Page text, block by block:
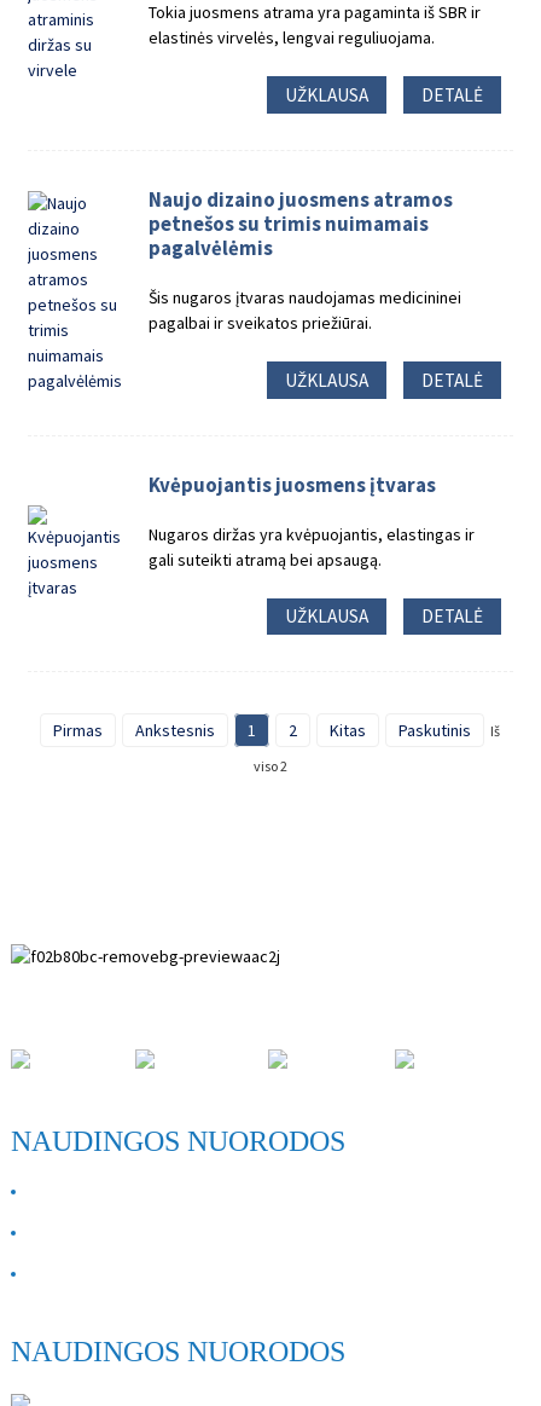
Tokia juosmens atrama yra pagaminta iš SBR ir
elastinės virvelės, lengvai reguliuojama.
UŽKLAUSA DETALĖ
Naujo dizaino juosmens atramos
petnešos su trimis nuimamais
pagalvėlėmis
Šis nugaros įtvaras naudojamas medicininei
pagalbai ir sveikatos priežiūrai.
UŽKLAUSA DETALĖ
Kvėpuojantis juosmens įtvaras
Nugaros diržas yra kvėpuojantis, elastingas ir
gali suteikti atramą bei apsaugą.
UŽKLAUSA DETALĖ
Pirmas Ankstesnis 1 2 Kitas Paskutinis
Iš
viso 2
NAUDINGOS NUORODOS
NAUDINGOS NUORODOS